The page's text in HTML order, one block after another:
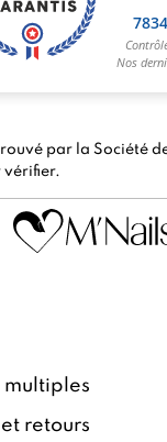
par la Société
vérifier.
multiples
retours